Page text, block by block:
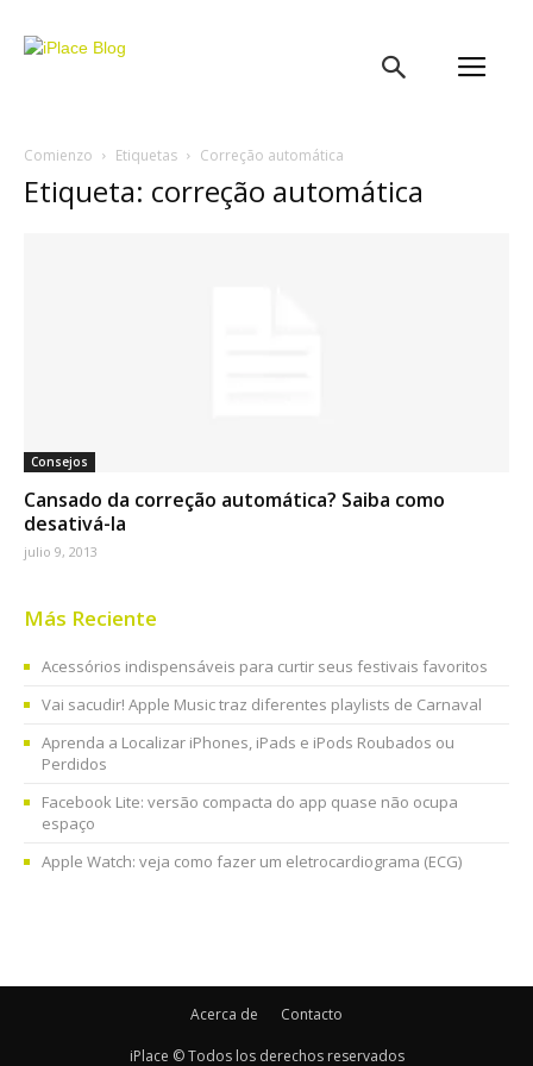
Comienzo Etiquetas Correção automática
Etiqueta: correção automática
Consejos
Cansado da correção automática? Saiba como
desativá-la
julio 9, 2013
Más Reciente
Acessórios indispensáveis para curtir seus festivais favoritos
Vai sacudir! Apple Music traz diferentes playlists de Carnaval
Aprenda a Localizar iPhones, iPads e iPods Roubados ou
Perdidos
Facebook Lite: versão compacta do app quase não ocupa
espaço
Apple Watch: veja como fazer um eletrocardiograma (ECG)
Acerca de Contacto
iPlace © Todos los derechos reservados